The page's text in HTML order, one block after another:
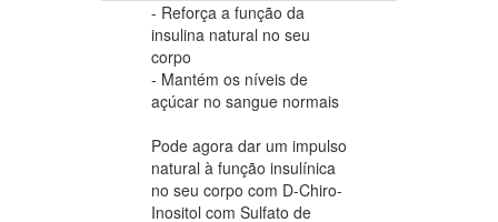
- Reforça a função da
insulina natural no seu
corpo
- Mantém os níveis de
açúcar no sangue normais
Pode agora dar um impulso
natural à função insulínica
no seu corpo com D-Chiro-
Inositol com Sulfato de